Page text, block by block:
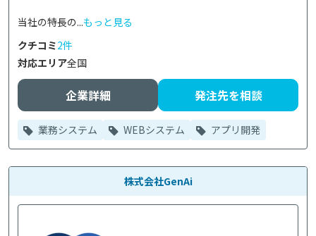
当社の特長の...もっと見る
クチコミ2件
対応エリア全国
企業詳細 発注先を相談
業務システム WEBシステム アプリ開発
株式会社GenAi